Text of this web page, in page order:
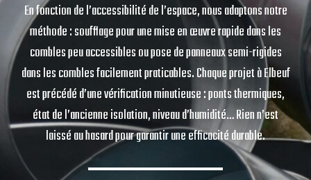
En fonction de l’accessibilité de l’espace, nous adaptons notre
méthode : soufflage pour une mise en œuvre rapide dans les
combles peu accessibles ou pose de panneaux semi-rigides
dans les combles facilement praticables. Chaque projet à Elbeuf
est précédé d’une vérification minutieuse : ponts thermiques,
état de l’ancienne isolation, niveau d’humidité… Rien n’est
laissé au hasard pour garantir une efficacité durable.